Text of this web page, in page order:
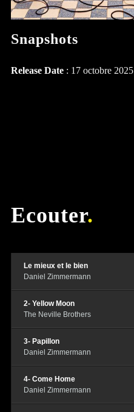
Ecouter
Le mieux et le bien
Daniel Zimmermann
2- Yellow Moon
The Neville Brothers
3- Papillon
Daniel Zimmermann
4- Come Home
Daniel Zimmermann
Snapshots
Release Date: 17 octobre 2025